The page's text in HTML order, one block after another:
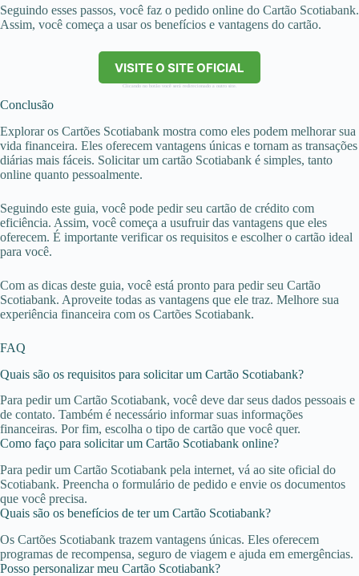
Seguindo esses passos, você faz o pedido online do Cartão Scotiabank.
Assim, você começa a usar os benefícios e vantagens do cartão.
VISITE O SITE OFICIAL
Clicando no botão você será redirecionado a outro site.
Conclusão
Explorar os Cartões Scotiabank mostra como eles podem melhorar sua
vida financeira. Eles oferecem vantagens únicas e tornam as transações
diárias mais fáceis. Solicitar um cartão Scotiabank é simples, tanto
online quanto pessoalmente.
Seguindo este guia, você pode pedir seu cartão de crédito com
eficiência. Assim, você começa a usufruir das vantagens que eles
oferecem. É importante verificar os requisitos e escolher o cartão ideal
para você.
Com as dicas deste guia, você está pronto para pedir seu Cartão
Scotiabank. Aproveite todas as vantagens que ele traz. Melhore sua
experiência financeira com os Cartões Scotiabank.
FAQ
Quais são os requisitos para solicitar um Cartão Scotiabank?
Para pedir um Cartão Scotiabank, você deve dar seus dados pessoais e
de contato. Também é necessário informar suas informações
financeiras. Por fim, escolha o tipo de cartão que você quer.
Como faço para solicitar um Cartão Scotiabank online?
Para pedir um Cartão Scotiabank pela internet, vá ao site oficial do
Scotiabank. Preencha o formulário de pedido e envie os documentos
que você precisa.
Quais são os benefícios de ter um Cartão Scotiabank?
Os Cartões Scotiabank trazem vantagens únicas. Eles oferecem
programas de recompensa, seguro de viagem e ajuda em emergências.
Posso personalizar meu Cartão Scotiabank?